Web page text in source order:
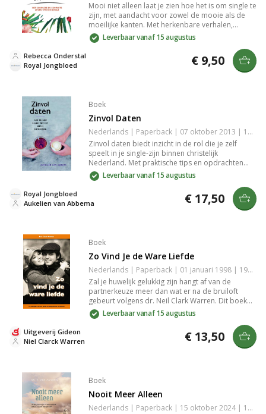
Mooi niet alleen laat je zien hoe het is om single te
zijn, met aandacht voor zowel de mooie als de
moeilijke kanten. Met herkenbare verhalen,
humor en bijbelse inspiratie biedt predikant
Rebecca Onderstal steun en inzicht voor iedereen
Leverbaar vanaf 15 augustus
Royal Jongbloed
Rebecca Onderstal € 9,50
Boek
Zinvol Daten
Nederlands | Paperback | 07 oktober 2013 | 160 pagina's | 9789033800337
Zinvol daten biedt inzicht in de rol die je zelf
speelt in je single-zijn binnen christelijk
Nederland. Met praktische tips en opdrachten
moedigt Aukelien van Abbema je aan om bewust
te daten, en onderzoekt ze hoe verwachtingen en
beïnvloeden.
Leverbaar vanaf 15 augustus
Aukelien van Abbema
Royal Jongbloed € 17,50
Boek
Zo Vind Je de Ware Liefde
Nederlands | Paperback | 01 januari 1998 | 191 pagina's | 9789060677476
Zal je huwelijk gelukkig zijn hangt af van de
partnerkeuze meer dan wat er na de bruiloft
gebeurt volgens dr. Neil Clark Warren. Dit boek
biedt tien principes om de juiste partner te
vinden die leiden tot een stabiel en gelukkig
huwelijk. Een must-read voor wie zoekt naar ware
Leverbaar vanaf 15 augustus
Niel Clarck Warren
Uitgeverij Gideon € 13,50
Boek
Nooit Meer Alleen
Nederlands | Paperback | 15 oktober 2024 | 144 pagina's | 9789033133107